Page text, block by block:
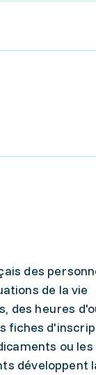
des
de la vie
des heures
fiches
ou les
développent